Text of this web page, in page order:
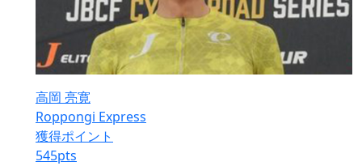
高岡 亮寛
Roppongi Express
獲得ポイント
545pts